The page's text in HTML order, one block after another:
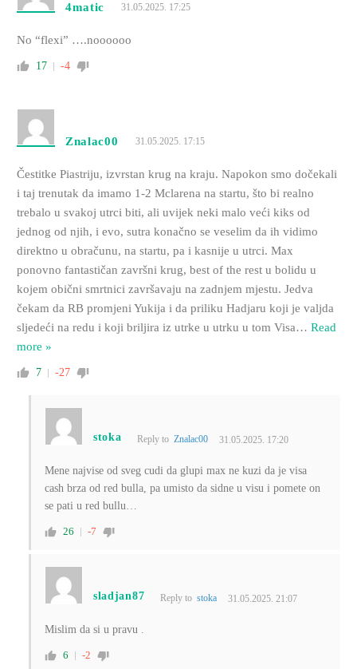
4matic 31.05.2025. 17:25
No “flexi” ….noooooo
17 -4
Znalac00 31.05.2025. 17:15
Čestitke Piastriju, izvrstan krug na kraju. Napokon smo dočekali
i taj trenutak da imamo 1-2 Mclarena na startu, što bi realno
trebalo u svakoj utrci biti, ali uvijek neki malo veći kiks od
jednog od njih, i evo, sutra konačno se veselim da ih vidimo
direktno u obračunu, na startu, pa i kasnije u utrci. Max
ponovno fantastičan završni krug, best of the rest u bolidu u
kojem obični smrtnici završavaju na zadnjem mjestu. Jedva
čekam da RB promjeni Yukija i da priliku Hadjaru koji je valjda
sljedeći na redu i koji briljira iz utrke u utrku u tom Visa… Read
more »
7 -27
stoka Reply toZnalac00 31.05.2025. 17:20
Mene najvise od sveg cudi da glupi max ne kuzi da je visa
cash brza od red bulla, pa umisto da sidne u visu i pomete on
se pati u red bullu…
26 -7
sladjan87 Reply tostoka 31.05.2025. 21:07
Mislim da si u pravu .
6 -2